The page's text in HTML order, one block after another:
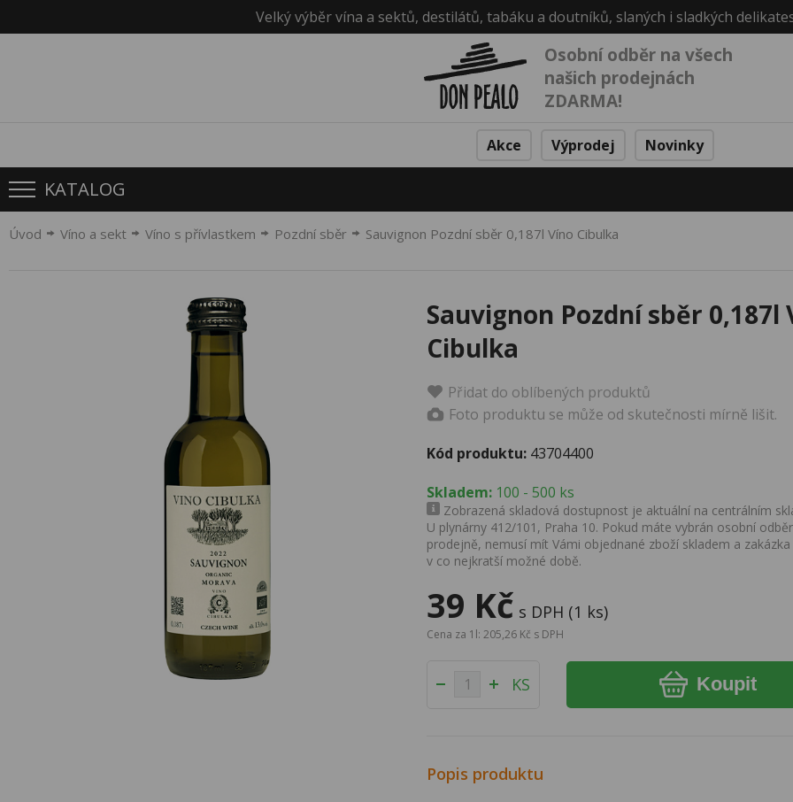
Velký výběr vína a sektů, destilátů, tabáku a doutníků, slaných i sladkých
Osobní odběr na všech
našich prodejnách
ZDARMA!
Akce Výprodej Novinky
KATALOG
Úvod Víno a sekt Víno s přívlastkem Pozdní sběr Sauvignon Pozdní sběr 0,187l Víno Cibulka
Sauvignon Pozdní sběr 0,187l
Cibulka
Přidat do oblíbených produktů
Foto produktu se může od skutečnosti mírně lišit.
Kód produktu: 43704400
Skladem: 100 - 500 ks
Zobrazená skladová dostupnost je aktuální na centrálním
U plynárny 412/101, Praha 10. Pokud máte vybrán osobní
prodejně, nemusí mít Vámi objednané zboží skladem a
v co nejkratší možné době.
39 Kč s DPH (1 ks)
Cena za 1l: 205,26 Kč s DPH
KS Koupit
Popis produktu